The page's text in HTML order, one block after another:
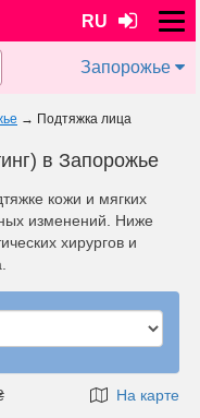
RU
Запорожье
→ Подтяжка лица
в Запорожье
кожи и мягких
изменений. Ниже
хирургов и
На карте